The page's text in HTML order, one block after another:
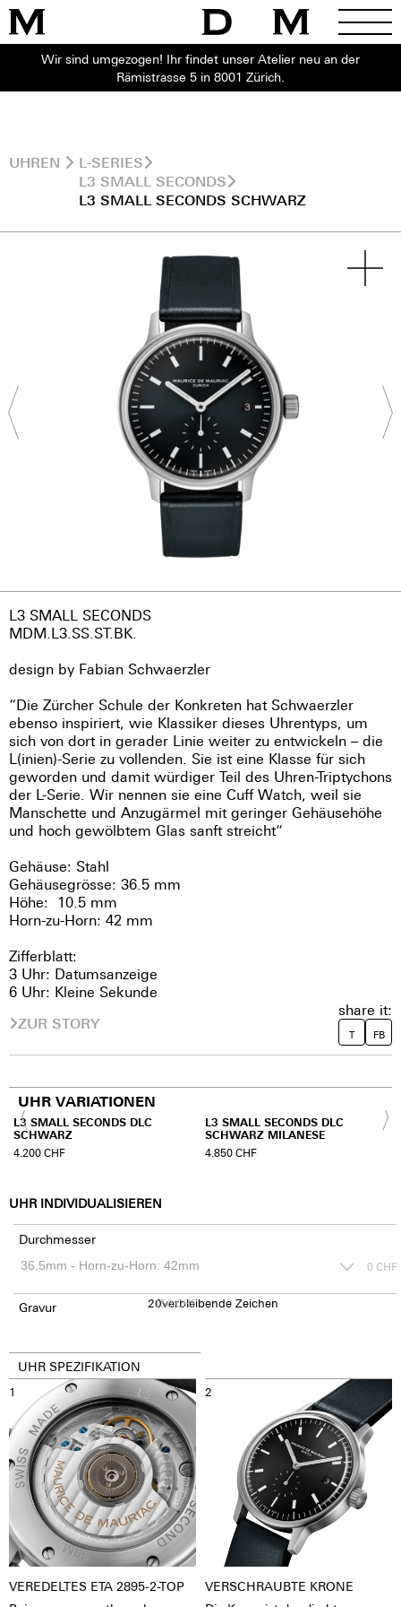
Wir sind umgezogen! Ihr findet unser Atelier neu an der
Rämistrasse 5 in 8001 Zürich.
UHREN
L-SERIES
L3 SMALL SECONDS
L3 SMALL SECONDS SCHWARZ
L3 SMALL SECONDS
MDM.L3.SS.ST.BK.
design by Fabian Schwaerzler
“Die Zürcher Schule der Konkreten hat Schwaerzler
ebenso inspiriert, wie Klassiker dieses Uhrentyps, um
sich von dort in gerader Linie weiter zu entwickeln – die
L(inien)-Serie zu vollenden. Sie ist eine Klasse für sich
geworden und damit würdiger Teil des Uhren-Triptychons
der L-Serie. Wir nennen sie eine Cuff Watch, weil sie
Manschette und Anzugärmel mit geringer Gehäusehöhe
und hoch gewölbtem Glas sanft streicht”
Gehäuse: Stahl
Gehäusegrösse: 36.5 mm
Höhe: 10.5 mm
Horn-zu-Horn: 42 mm
Zifferblatt:
3 Uhr: Datumsanzeige
6 Uhr: Kleine Sekunde
ZUR STORY
share it:
T FB
UHR VARIATIONEN
L3 SMALL SECONDS DLC
SCHWARZ
4.200CHF
L3 SMALL SECONDS DLC
SCHWARZ MILANESE
4.850CHF
UHR INDIVIDUALISIEREN
Durchmesser
0 CHF
Gravur 150CHF
20verbleibende Zeichen
UHR SPEZIFIKATION
1
VEREDELTES ETA 2895-2-TOP
2
VERSCHRAUBTE KRONE